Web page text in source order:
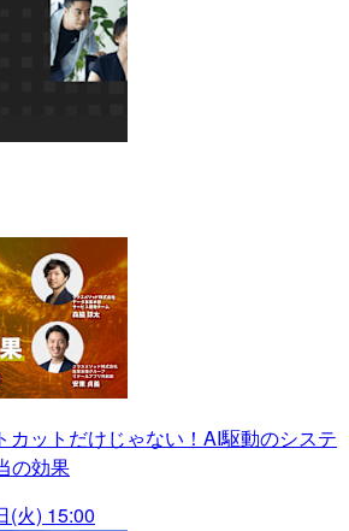
カットだけじゃない！AI駆動のシステ
の効果
(火) 15:00